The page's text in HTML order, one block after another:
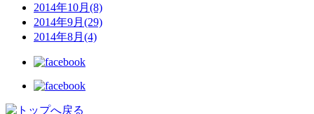
2014年10月(8)
2014年9月(29)
2014年8月(4)